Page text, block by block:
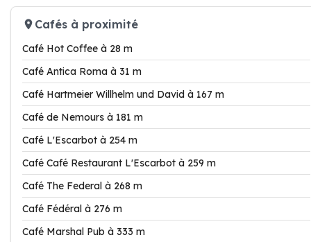
Cafés à proximité
Café Hot Coffee à 28 m
Café Antica Roma à 31 m
Café Hartmeier Willhelm und David à 167 m
Café de Nemours à 181 m
Café L'Escarbot à 254 m
Café Café Restaurant L'Escarbot à 259 m
Café The Federal à 268 m
Café Fédéral à 276 m
Café Marshal Pub à 333 m